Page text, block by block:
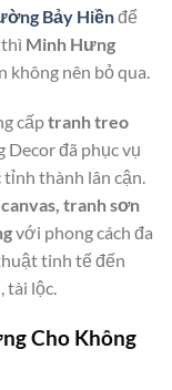
Bảy Hiềnđể
Minh Hưng
không nên bỏ qua.
cấptranh treo
Decor đã phục vụ
tỉnh thành lân cận.
tranh sơn
với phong cách đa
tinh tế đến
tài lộc.
Cho Không